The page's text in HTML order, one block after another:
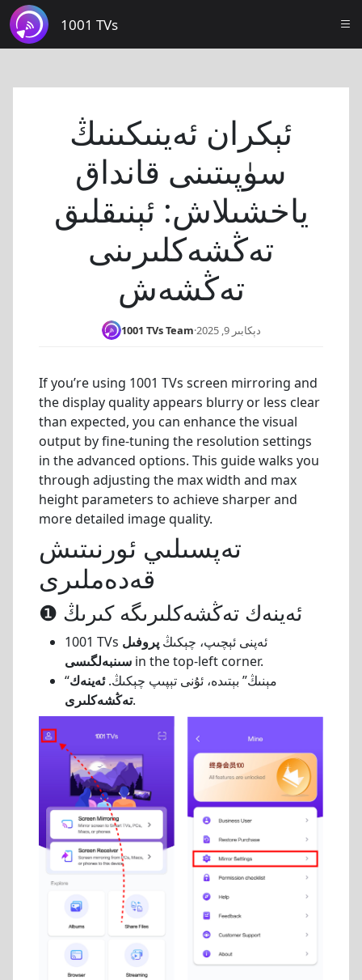
1001 TVs
ئېكران ئەينىكىنىڭ
سۈپىتىنى قانداق
ياخشىلاش: ئېنىقلىق
تەڭشەكلىرىنى
تەڭشەش
1001 TVs Team· دېكابىر 9, 2025
If you’re using 1001 TVs screen mirroring and
the display quality appears blurry or less clear
than expected, you can enhance the visual
output by fine-tuning the resolution settings
in the advanced options. This guide walks you
through adjusting the max width and max
height parameters to achieve sharper and
more detailed image quality.
تەپسىلىي ئورنىتىش
قەدەملىرى
❶ ئەينەك تەڭشەكلىرىگە كىرىڭ
1001 TVs ئەپنى ئېچىپ، چېكىڭ پروفىل
سىنبەلگىسى in the top-left corner.
“مېنىڭ” بېتىدە، ئۇنى تېپىپ چېكىڭ.ئەينەك
تەڭشەكلىرى.